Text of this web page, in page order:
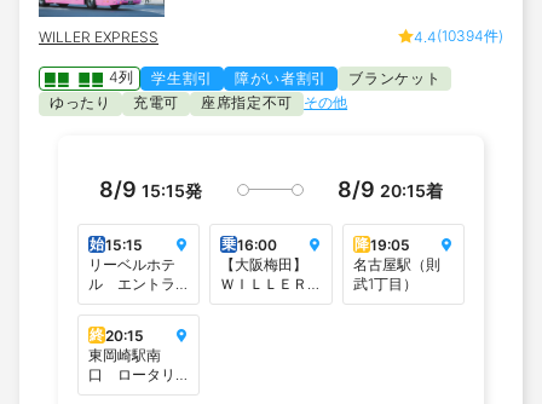
WILLER EXPRESS 4.4(10394件)
4列 学生割引 障がい者割引
ブランケット
ゆったり
充電可 座席指定不可 その他
8/9 15:15発 8/9 20:15着
始15:15
リーベルホテ
ル エントラ
ンス（JR桜島
駅前）
乗16:00
【大阪梅田】
ＷＩＬＬＥＲ
バスターミナ
降19:05
名古屋駅（則
武1丁目）
終20:15
東岡崎駅南
口 ロータリ
ー